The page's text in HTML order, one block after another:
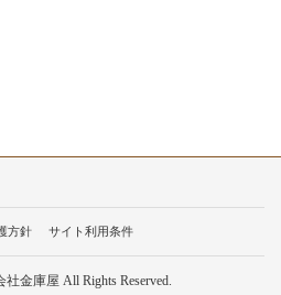
方針 サイト利用条件
金庫屋 All Rights Reserved.